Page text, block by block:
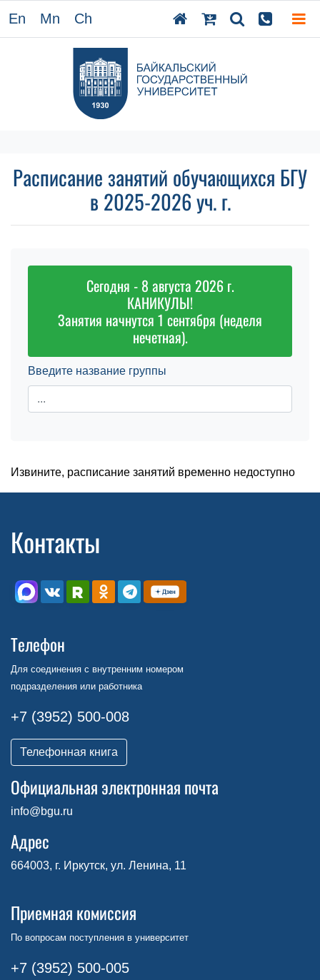
En Mn Ch
Расписание занятий обучающихся БГУ
в 2025-2026 уч. г.
Сегодня - 8 августа 2026 г.
КАНИКУЛЫ!
Занятия начнутся 1 сентября (неделя
нечетная).
Введите название группы
Извините, расписание занятий временно недоступно
Контакты
Телефон
Для соединения с внутренним номером
подразделения или работника
+7 (3952) 500-008
Телефонная книга
Официальная электронная почта
info@bgu.ru
Адрес
664003, г. Иркутск, ул. Ленина, 11
Приемная комиссия
По вопросам поступления в университет
+7 (3952) 500-005